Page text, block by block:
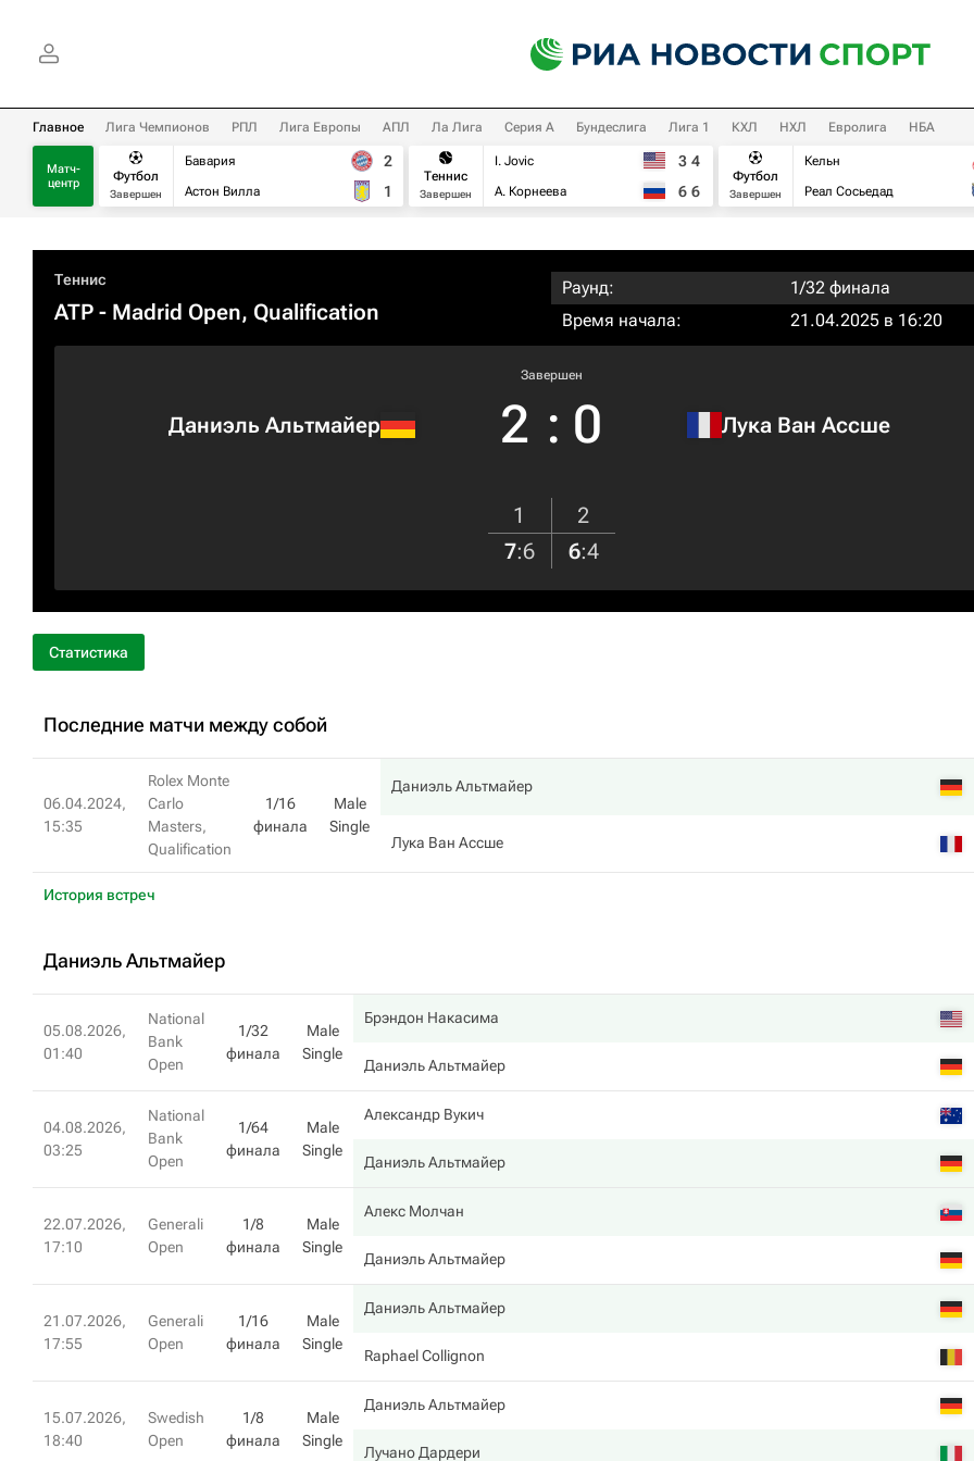
Главное Лига Чемпионов РПЛ Лига Европы АПЛ Ла Лига Серия А Бундеслига Лига 1 КХЛ НХЛ Евролига НБА
Матч-
центр
Футбол
Завершен
Бавария
Астон Вилла
2
1
Теннис
Завершен
I. Jovic
А. Корнеева
3 4
6 6
Футбол
Завершен
Кельн
Реал Сосьедад
Теннис
ATP - Madrid Open, Qualification
Раунд:
1/32 финала
Время начала:
21.04.2025 в 16:20
Даниэль Альтмайер
Завершен
2 : 0 Лука Ван Ассше
1
2
7:6 6:4
Статистика
Последние матчи между собой
06.04.2024,
15:35
Rolex Monte
Carlo
Masters,
Qualification
1/16
финала
Male
Single
Даниэль Альтмайер
Лука Ван Ассше
История встреч
Даниэль Альтмайер
05.08.2026,
01:40
National
Bank
Open
1/32
финала
Male
Single
Брэндон Накаcима
Даниэль Альтмайер
04.08.2026,
03:25
National
Bank
Open
1/64
финала
Male
Single
Александр Вукич
Даниэль Альтмайер
22.07.2026,
17:10
Generali
Open
1/8
финала
Male
Single
Алекс Молчан
Даниэль Альтмайер
21.07.2026,
17:55
Generali
Open
1/16
финала
Male
Single
Даниэль Альтмайер
Raphael Collignon
15.07.2026,
18:40
Swedish
Open
1/8
финала
Male
Single
Даниэль Альтмайер
Лучано Дардери